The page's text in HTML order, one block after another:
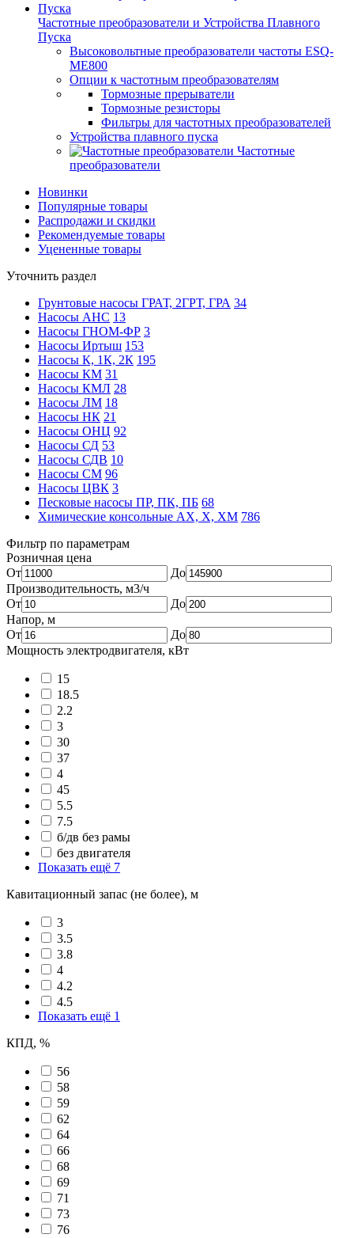
Частотные преобразователи и Устройства Плавного
Пуска
Высоковольтные преобразователи частоты ESQ-
ME800
Опции к частотным преобразователям
Тормозные прерыватели
Тормозные резисторы
Фильтры для частотных преобразователей
Устройства плавного пуска
Частотные
преобразователи
Новинки
Популярные товары
Распродажи и скидки
Рекомендуемые товары
Уцененные товары
Уточнить раздел
Грунтовые насосы ГРАТ, 2ГРТ, ГРА 34
Насосы АНС 13
Насосы ГНОМ-ФР 3
Насосы Иртыш 153
Насосы К, 1К, 2К 195
Насосы КМ 31
Насосы КМЛ 28
Насосы ЛМ 18
Насосы НК 21
Насосы ОНЦ 92
Насосы СД 53
Насосы СДВ 10
Насосы СМ 96
Насосы ЦВК 3
Песковые насосы ПР, ПК, ПБ 68
Химические консольные АХ, Х, ХМ 786
Фильтр по параметрам
Розничная цена
От
До
Производительность, м3/ч
От
До
Напор, м
От
До
Мощность электродвигателя, кВт
15
18.5
2.2
3
30
37
4
45
5.5
7.5
б/дв без рамы
без двигателя
Показать ещё 7
Кавитационный запас (не более), м
3
3.5
3.8
4
4.2
4.5
Показать ещё 1
КПД, %
56
58
59
62
64
66
68
69
71
73
76